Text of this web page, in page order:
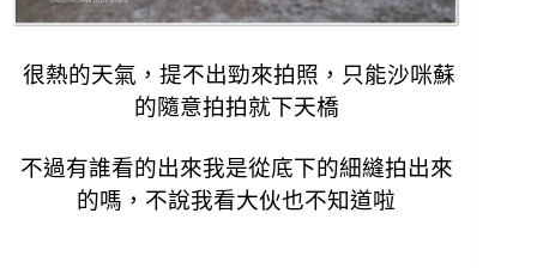
很熱的天氣，提不出勁來拍照， 只能沙咪蘇
的隨意拍拍就下天橋
不過有誰看的出來我是從底下的細縫拍出來
的嗎， 不說我看大伙也不知道啦